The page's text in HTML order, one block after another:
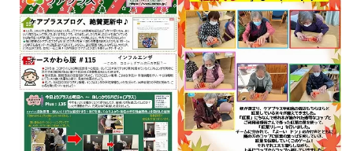
お問い合わせ
体験希望